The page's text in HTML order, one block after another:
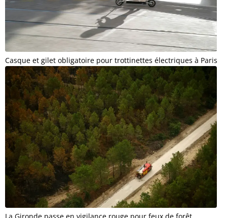
Casque et gilet obligatoire pour trottinettes électriques à Paris